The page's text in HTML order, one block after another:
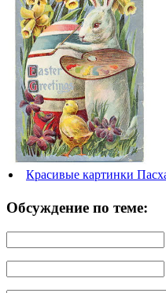
Красивые картинки
Обсуждение по теме: